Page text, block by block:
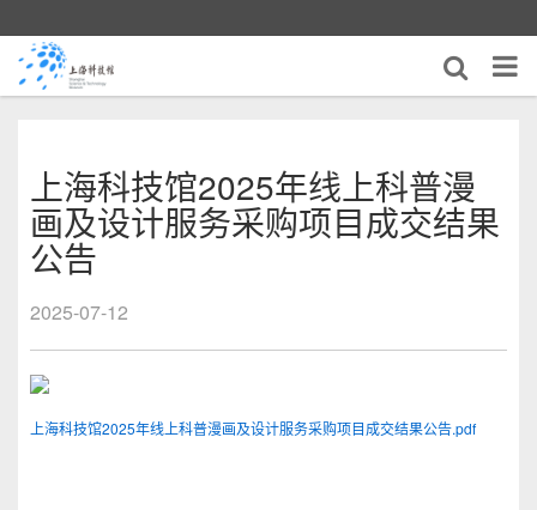
上海科技馆2025年线上科普漫
画及设计服务采购项目成交结果
公告
2025-07-12
上海科技馆2025年线上科普漫画及设计服务采购项目成交结果公告.pdf